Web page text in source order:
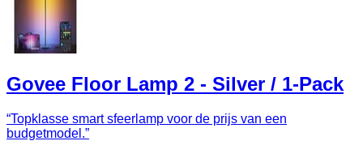
Govee Floor Lamp 2 - Silver / 1-Pack
“Topklasse smart sfeerlamp voor de prijs van een
budgetmodel.”